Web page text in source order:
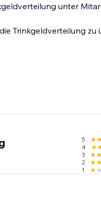
unter
Trinkgeldverteilung zu
5
4
3
2
1